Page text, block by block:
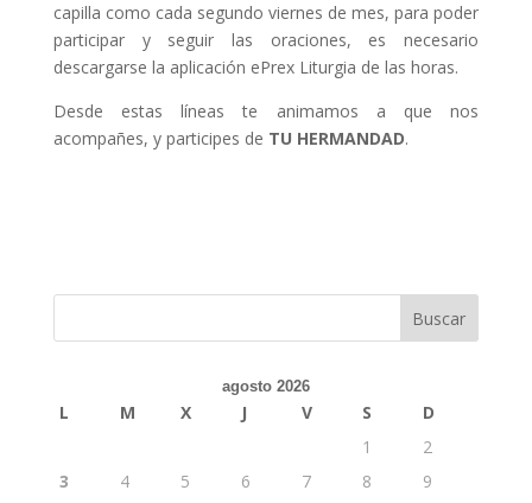
capilla como cada segundo viernes de mes, para poder
participar y seguir las oraciones, es necesario
descargarse la aplicación ePrex Liturgia de las horas.
Desde estas líneas te animamos a que nos
acompañes, y participes de TU HERMANDAD.
agosto 2026
L M X J V S
D
1
2
3
4 5 6 7 8
9